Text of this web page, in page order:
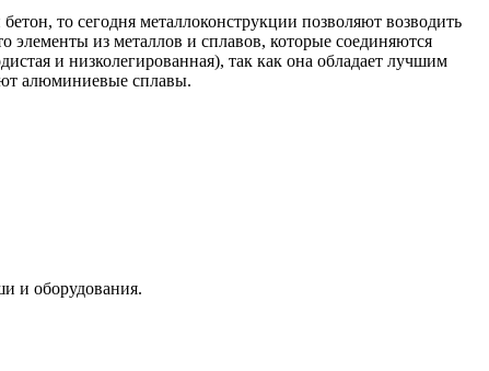
то сегодня металлоконструкции позволяют возводить
элементы из металлов и сплавов, которые соединяются
и низколегированная), так как она обладает лучшим
алюминиевые сплавы.
и оборудования.